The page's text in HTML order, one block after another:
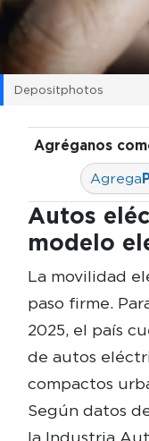
Depositphotos
Agréganos
Agrega
Autos
modelo
La movilidad
paso firme.
2025, el país
de autos
compactos
Según datos
la Industria